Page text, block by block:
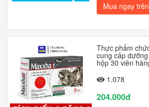
Mua ngay
Thực phẩm
cung cấp
hộp 30 viên
1.078
204.000đ